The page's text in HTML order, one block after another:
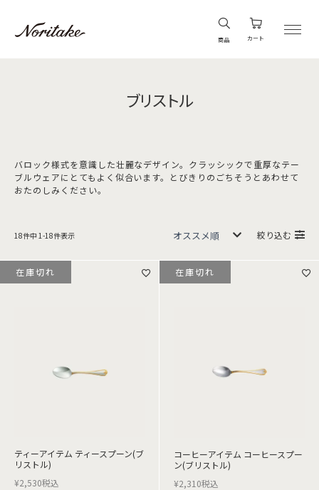
商品 カート
ブリストル
バロック様式を意識した壮麗なデザイン。クラッシックで重厚なテー
ブルウェアにとてもよく似合います。とびきりのごちそうとあわせて
おたのしみください。
18件中 1 -18件表示 絞り込む
ティーアイテム ティースプーン(ブ
リストル)
¥2,530税込
在庫切れ
コーヒーアイテム コーヒースプー
ン(ブリストル)
¥2,310税込
在庫切れ